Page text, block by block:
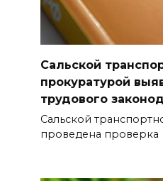
08 августа 2026 18:37
водителей
БПЛА по радио
08 августа 2026 18:15
Сальской
прокуратурой
трудового
Сальской
проведена проверка